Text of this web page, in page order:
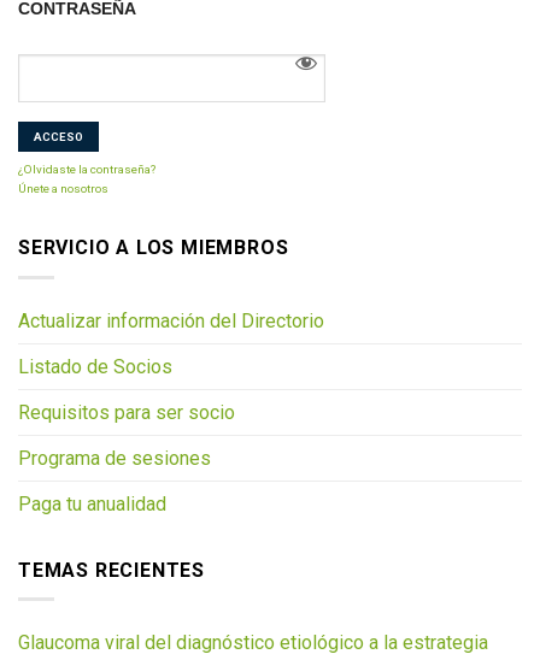
CONTRASEÑA
¿Olvidaste la contraseña?
Únete a nosotros
SERVICIO A LOS MIEMBROS
Actualizar información del Directorio
Listado de Socios
Requisitos para ser socio
Programa de sesiones
Paga tu anualidad
TEMAS RECIENTES
Glaucoma viral del diagnóstico etiológico a la estrategia